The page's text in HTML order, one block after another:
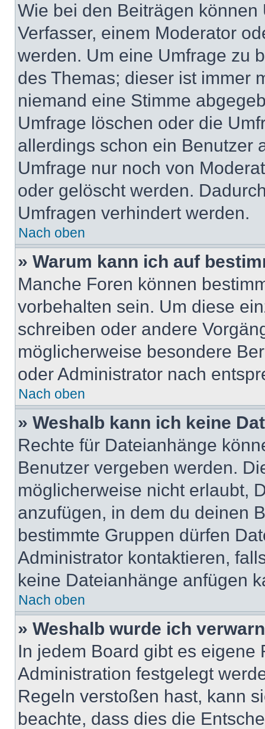
Wie bei den Beiträgen
Verfasser, einem Moderator
werden. Um eine Umfrage zu
des Themas; dieser ist immer
niemand eine Stimme
Umfrage löschen oder die
allerdings schon ein Benutzer
Umfrage nur noch von
oder gelöscht werden.
Umfragen verhindert werden.
Nach oben
» Warum kann ich auf
Manche Foren können
vorbehalten sein. Um diese
schreiben oder andere
möglicherweise besondere
oder Administrator nach
Nach oben
» Weshalb kann ich keine
Rechte für Dateianhänge
Benutzer vergeben werden.
möglicherweise nicht erlaubt,
anzufügen, in dem du deinen
bestimmte Gruppen dürfen
Administrator kontaktieren,
keine Dateianhänge anfügen
Nach oben
» Weshalb wurde ich
In jedem Board gibt es
Administration festgelegt
Regeln verstoßen hast, kann
beachte, dass dies die